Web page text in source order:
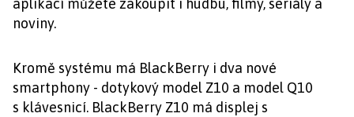
aplikací můžete zakoupit i hudbu, filmy, seriály a
noviny.
Kromě systému má BlackBerry i dva nové
smartphony - dotykový model Z10 a model Q10
s klávesnicí. BlackBerry Z10 má displej s